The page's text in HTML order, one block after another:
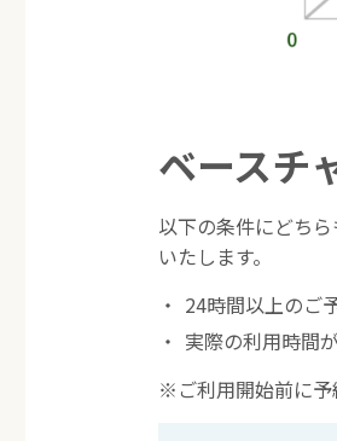
ベースチ
以下の条件にどち
いたします。
24時間以上のご
実際の利用時間
※ご利用開始前に予